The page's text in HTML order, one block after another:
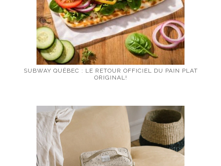
SUBWAY QUÉBEC : LE RETOUR OFFICIEL DU PAIN PLAT
ORIGINAL!